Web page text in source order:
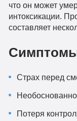
что он может
интоксикации.
составляет
Симптомы
Cтрах перед
Потеря